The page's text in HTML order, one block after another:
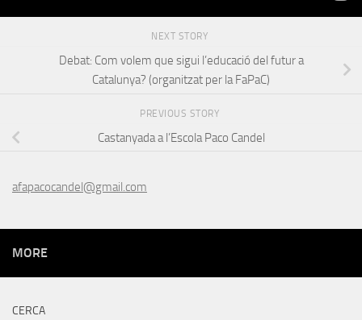
NEXT STORY
Debat: Com volem que sigui l’educació del futur a
Catalunya? (organitzat per la FaPaC)
PREVIOUS STORY
Castanyada a l’Escola Paco Candel
afapacocandel@gmail.com
MORE
CERCA